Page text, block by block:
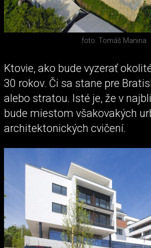
foto: Tomáš Manina
Ktovie, ako bude vyzerať
30 rokov. Či sa stane pre
alebo stratou. Isté je, že v
bude miestom všakovakých
architektonických cvičení.